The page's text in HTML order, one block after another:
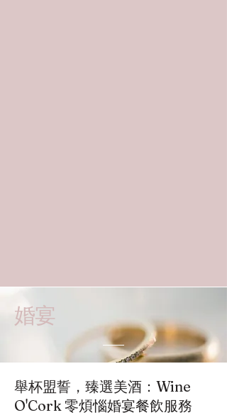
婚宴
舉杯盟誓，臻選美酒：Wine
O'Cork 零煩惱婚宴餐飲服務